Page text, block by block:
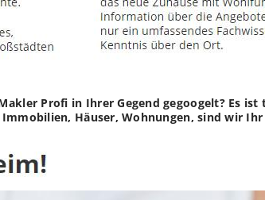
Profi in Ihrer Gegend gegoogelt? Es ist
Häuser, Wohnungen, sind wir